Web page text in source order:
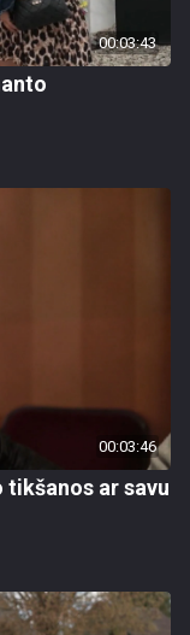
00:03:43
00:03:46
ar savu